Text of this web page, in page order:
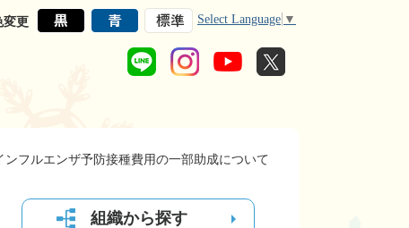
変更 Select Language ▼
ンフルエンザ予防接種費用の一部助成について
組織から探す